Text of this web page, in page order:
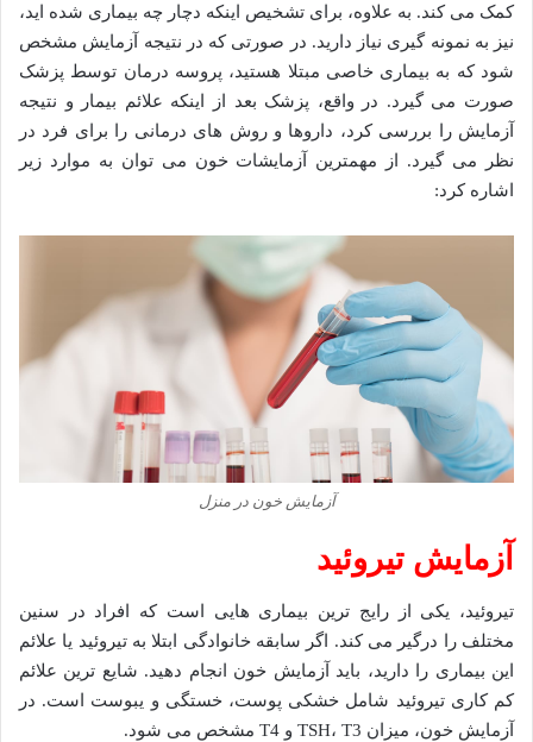
کمک می کند. به علاوه، برای تشخیص اینکه دچار چه بیماری شده اید،
نیز به نمونه گیری نیاز دارید. در صورتی که در نتیجه آزمایش مشخص
شود که به بیماری خاصی مبتلا هستید، پروسه درمان توسط پزشک
صورت می گیرد. در واقع، پزشک بعد از اینکه علائم بیمار و نتیجه
آزمایش را بررسی کرد، داروها و روش های درمانی را برای فرد در
نظر می گیرد. از مهمترین آزمایشات خون می توان به موارد زیر
اشاره کرد:
آزمایش خون در منزل
آزمایش تیروئید
تیروئید، یکی از رایج ترین بیماری هایی است که افراد در سنین
مختلف را درگیر می کند. اگر سابقه خانوادگی ابتلا به تیروئید یا علائم
این بیماری را دارید، باید آزمایش خون انجام دهید. شایع ترین علائم
کم کاری تیروئید شامل خشکی پوست، خستگی و یبوست است. در
آزمایش خون، میزان TSH، T3 و T4 مشخص می شود.